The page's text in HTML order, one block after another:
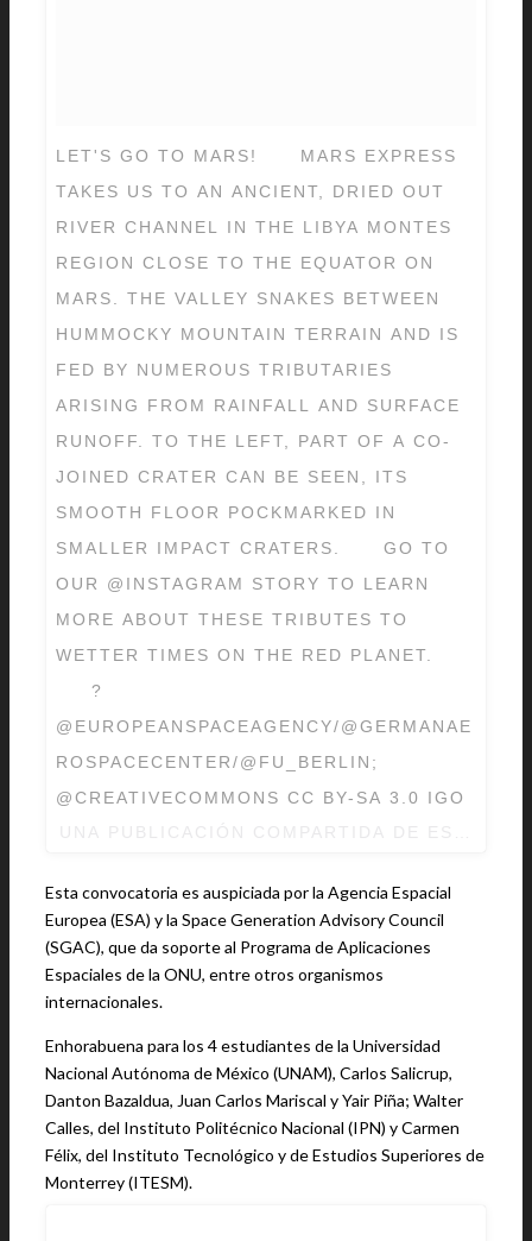
LET'S GO TO MARS!⠀ ⠀ MARS EXPRESS
TAKES US TO AN ANCIENT, DRIED OUT
RIVER CHANNEL IN THE LIBYA MONTES
REGION CLOSE TO THE EQUATOR ON
MARS. THE VALLEY SNAKES BETWEEN
HUMMOCKY MOUNTAIN TERRAIN AND IS
FED BY NUMEROUS TRIBUTARIES
ARISING FROM RAINFALL AND SURFACE
RUNOFF. TO THE LEFT, PART OF A CO-
JOINED CRATER CAN BE SEEN, ITS
SMOOTH FLOOR POCKMARKED IN
SMALLER IMPACT CRATERS.⠀ ⠀ GO TO
OUR @INSTAGRAM STORY TO LEARN
MORE ABOUT THESE TRIBUTES TO
WETTER TIMES ON THE RED PLANET.⠀
⠀⠀ ?
@EUROPEANSPACEAGENCY/@GERMANAE
ROSPACECENTER/@FU_BERLIN;
@CREATIVECOMMONS CC BY-SA 3.0 IGO
Esta convocatoria es auspiciada por la Agencia Espacial
Europea (ESA) y la Space Generation Advisory Council
(SGAC), que da soporte al Programa de Aplicaciones
Espaciales de la ONU, entre otros organismos
internacionales.
Enhorabuena para los 4 estudiantes de la Universidad
Nacional Autónoma de México (UNAM), Carlos Salicrup,
Danton Bazaldua, Juan Carlos Mariscal y Yair Piña; Walter
Calles, del Instituto Politécnico Nacional (IPN) y Carmen
Félix, del Instituto Tecnológico y de Estudios Superiores de
Monterrey (ITESM).